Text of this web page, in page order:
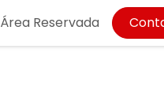
Área Reservada